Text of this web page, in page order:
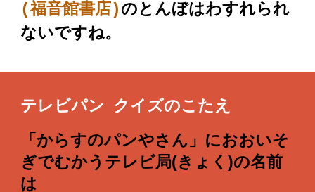
(福音館書店)のとんぼはわすれられ
ないですね。
テレビパン クイズのこたえ
「からすのパンやさん」 におおいそ
ぎでむかうテレビ局(きょく)の名前
は